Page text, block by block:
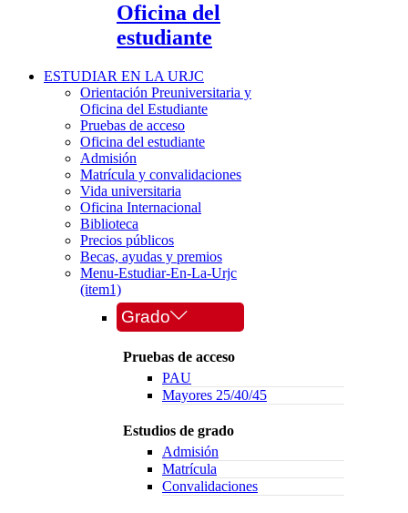
Oficina del
estudiante
ESTUDIAR EN LA URJC
Orientación Preuniversitaria y
Oficina del Estudiante
Pruebas de acceso
Oficina del estudiante
Admisión
Matrícula y convalidaciones
Vida universitaria
Oficina Internacional
Biblioteca
Precios públicos
Becas, ayudas y premios
Menu-Estudiar-En-La-Urjc
(item1)
Grado
Pruebas de acceso
PAU
Mayores 25/40/45
Estudios de grado
Admisión
Matrícula
Convalidaciones